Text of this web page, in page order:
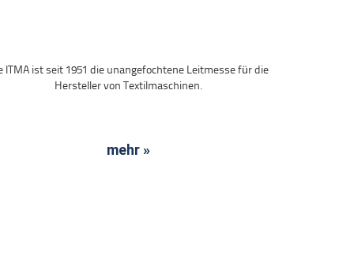
ITMA ist seit 1951 die unangefochtene Leitmesse für die
Hersteller von Textilmaschinen.
mehr »